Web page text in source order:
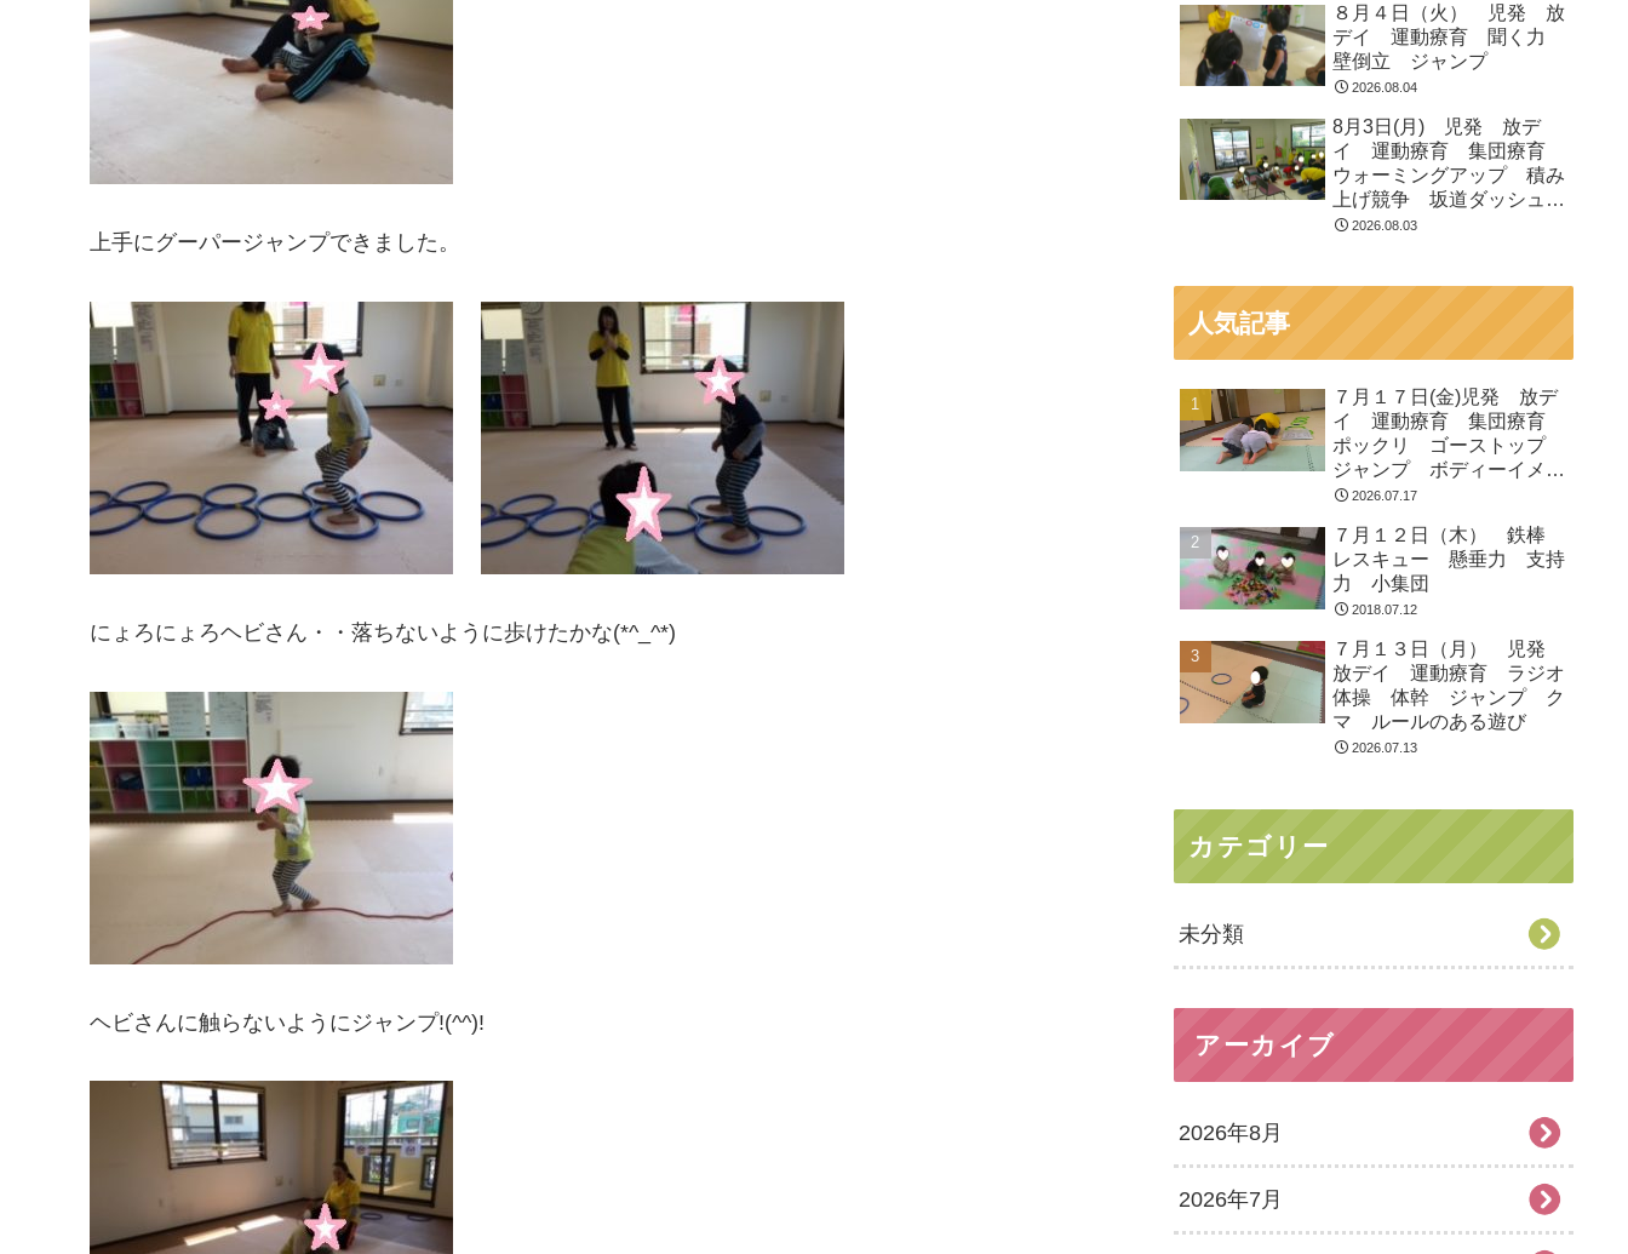
上手にグーパージャンプできました。
にょろにょろヘビさん・・落ちないように歩けたかな(*^_^*)
ヘビさんに触らないようにジャンプ!(^^)!
８月４日（火） 児発 放
デイ 運動療育 聞く力
壁倒立 ジャンプ
2026.08.04
8月3日(月) 児発 放デ
イ 運動療育 集団療育
ウォーミングアップ 積み
上げ競争 坂道ダッシュ
走って歩いて お芋とク
2026.08.03
人気記事
７月１７日(金)児発 放デ
イ 運動療育 集団療育
ポックリ ゴーストップ
ジャンプ ボディーイメー
ジ 2026.07.17
７月１２日（木） 鉄棒
レスキュー 懸垂力 支持
力 小集団
2018.07.12
７月１３日（月） 児発
放デイ 運動療育 ラジオ
体操 体幹 ジャンプ ク
マ ルールのある遊び
2026.07.13
カテゴリー
未分類
アーカイブ
2026年8月
2026年7月